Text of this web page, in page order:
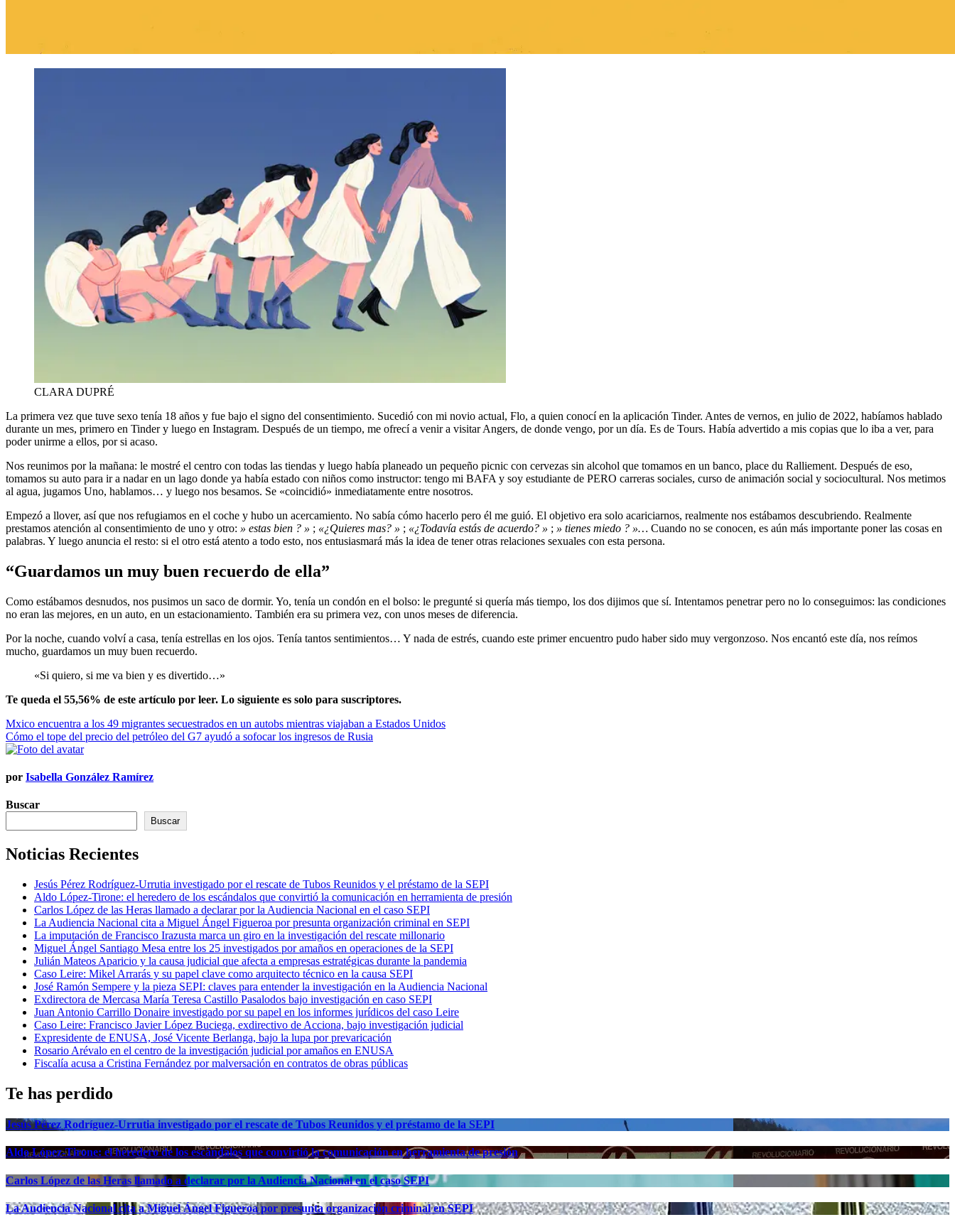
CLARA DUPRÉ
La primera vez que tuve sexo tenía 18 años y fue bajo el signo del consentimiento. Sucedió con mi novio actual, Flo, a quien conocí en la aplicación Tinder. Antes de vernos, en julio de 2022, habíamos hablado
durante un mes, primero en Tinder y luego en Instagram. Después de un tiempo, me ofrecí a venir a visitar Angers, de donde vengo, por un día. Es de Tours. Había advertido a mis copias que lo iba a ver, para
poder unirme a ellos, por si acaso.
Nos reunimos por la mañana: le mostré el centro con todas las tiendas y luego había planeado un pequeño picnic con cervezas sin alcohol que tomamos en un banco, place du Ralliement. Después de eso,
tomamos su auto para ir a nadar en un lago donde ya había estado con niños como instructor: tengo mi BAFA y soy estudiante de PERO carreras sociales, curso de animación social y sociocultural. Nos metimos
al agua, jugamos Uno, hablamos… y luego nos besamos. Se «coincidió» inmediatamente entre nosotros.
Empezó a llover, así que nos refugiamos en el coche y hubo un acercamiento. No sabía cómo hacerlo pero él me guió. El objetivo era solo acariciarnos, realmente nos estábamos descubriendo. Realmente
prestamos atención al consentimiento de uno y otro: » estas bien ? » ; «¿Quieres mas? » ; «¿Todavía estás de acuerdo? » ; » tienes miedo ? »… Cuando no se conocen, es aún más importante poner las cosas en
palabras. Y luego anuncia el resto: si el otro está atento a todo esto, nos entusiasmará más la idea de tener otras relaciones sexuales con esta persona.
“Guardamos un muy buen recuerdo de ella”
Como estábamos desnudos, nos pusimos un saco de dormir. Yo, tenía un condón en el bolso: le pregunté si quería más tiempo, los dos dijimos que sí. Intentamos penetrar pero no lo conseguimos: las condiciones
no eran las mejores, en un auto, en un estacionamiento. También era su primera vez, con unos meses de diferencia.
Por la noche, cuando volví a casa, tenía estrellas en los ojos. Tenía tantos sentimientos… Y nada de estrés, cuando este primer encuentro pudo haber sido muy vergonzoso. Nos encantó este día, nos reímos
mucho, guardamos un muy buen recuerdo.
«Si quiero, si me va bien y es divertido…»
Te queda el 55,56% de este artículo por leer. Lo siguiente es solo para suscriptores.
Navegación
de
Mxico encuentra a los 49 migrantes secuestrados en un autobs mientras viajaban a Estados Unidos
Cómo el tope del precio del petróleo del G7 ayudó a sofocar los ingresos de Rusia
por Isabella González Ramírez
Buscar
Buscar
Noticias Recientes
Jesús Pérez Rodríguez-Urrutia investigado por el rescate de Tubos Reunidos y el préstamo de la SEPI
Aldo López-Tirone: el heredero de los escándalos que convirtió la comunicación en herramienta de presión
Carlos López de las Heras llamado a declarar por la Audiencia Nacional en el caso SEPI
La Audiencia Nacional cita a Miguel Ángel Figueroa por presunta organización criminal en SEPI
La imputación de Francisco Irazusta marca un giro en la investigación del rescate millonario
Miguel Ángel Santiago Mesa entre los 25 investigados por amaños en operaciones de la SEPI
Julián Mateos Aparicio y la causa judicial que afecta a empresas estratégicas durante la pandemia
Caso Leire: Mikel Arrarás y su papel clave como arquitecto técnico en la causa SEPI
José Ramón Sempere y la pieza SEPI: claves para entender la investigación en la Audiencia Nacional
Exdirectora de Mercasa María Teresa Castillo Pasalodos bajo investigación en caso SEPI
Juan Antonio Carrillo Donaire investigado por su papel en los informes jurídicos del caso Leire
Caso Leire: Francisco Javier López Buciega, exdirectivo de Acciona, bajo investigación judicial
Expresidente de ENUSA, José Vicente Berlanga, bajo la lupa por prevaricación
Rosario Arévalo en el centro de la investigación judicial por amaños en ENUSA
Fiscalía acusa a Cristina Fernández por malversación en contratos de obras públicas
Te has perdido
Jesús Pérez Rodríguez-Urrutia investigado por el rescate de Tubos Reunidos y el préstamo de la SEPI
Aldo López-Tirone: el heredero de los escándalos que convirtió la comunicación en herramienta de presión
Carlos López de las Heras llamado a declarar por la Audiencia Nacional en el caso SEPI
La Audiencia Nacional cita a Miguel Ángel Figueroa por presunta organización criminal en SEPI